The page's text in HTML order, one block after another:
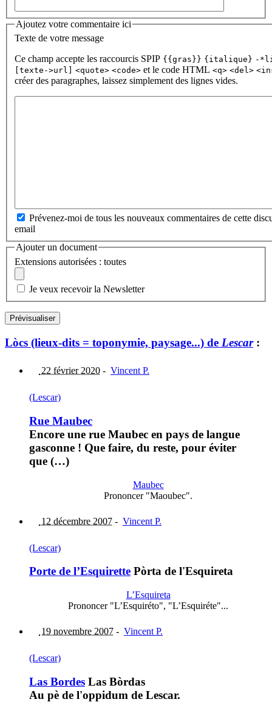
Ajoutez votre commentaire ici
Texte de votre message
Ce champ accepte les raccourcis SPIP {{gras}} {italique} -
[texte->url]
<quote> <code> et le code HTML <q> <del>
créer des paragraphes, laissez simplement des lignes vides.
Prévenez-moi de tous les nouveaux commentaires de cette
email
Ajouter un document
Extensions autorisées : toutes
Je veux recevoir la Newsletter
Lòcs (lieux-dits = toponymie, paysage...) de Lescar:
22 février 2020 - Vincent P.
(Lescar)
Rue Maubec
Encore une rue Maubec en pays de langue
gasconne ! Que faire, du reste, pour éviter
que (…)
Maubec
Prononcer "Maoubec".
12 décembre 2007 - Vincent P.
(Lescar)
Porte de l’Esquirette Pòrta de l'Esquireta
L’Esquireta
Prononcer "L’Esquiréto", "L’Esquiréte"...
19 novembre 2007 - Vincent P.
(Lescar)
Las Bordes Las Bòrdas
Au pè de l'oppidum de Lescar.